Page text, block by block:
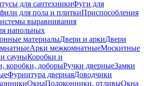
для сантехникиФуги для
для пола и плиткиПриспособления
выравнивания
напольных
материалыДвери и аркиДвери
Арки межкомнатныеМоскитные
сауныКоробки и
коробки, доборыРучки дверныеЗамки
Фурнитура двернаяДоводчики
ОкнаПодоконники, отливыОкна